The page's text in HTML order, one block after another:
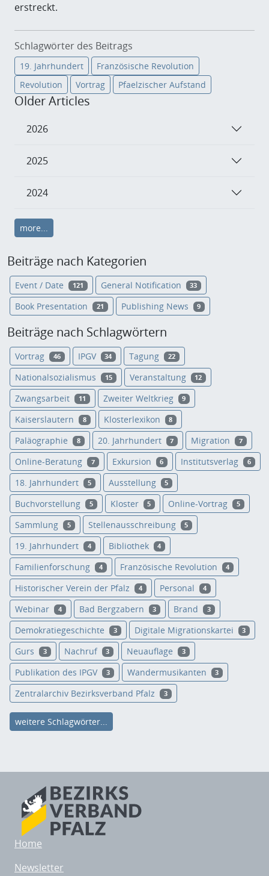
erstreckt.
Schlagwörter des Beitrags
19. Jahrhundert
Französische Revolution
Revolution
Vortrag Pfaelzischer Aufstand
Older Articles
2026
2025
2024
more...
Beiträge nach Kategorien
Event / Date 121 General Notification 33
Book Presentation 21 Publishing News 9
Beiträge nach Schlagwörtern
Vortrag 46 IPGV 34 Tagung 22
Nationalsozialismus 15 Veranstaltung 12
Zwangsarbeit 11 Zweiter Weltkrieg 9
Kaiserslautern 8 Klosterlexikon 8
Paläographie 8 20. Jahrhundert 7 Migration 7
Online-Beratung 7 Exkursion 6 Institutsverlag 6
18. Jahrhundert 5 Ausstellung 5
Buchvorstellung 5 Kloster 5 Online-Vortrag 5
Sammlung 5 Stellenausschreibung 5
19. Jahrhundert 4 Bibliothek 4
Familienforschung 4 Französische Revolution 4
Historischer Verein der Pfalz 4 Personal 4
Webinar 4 Bad Bergzabern 3 Brand 3
Demokratiegeschichte 3 Digitale Migrationskartei 3
Gurs 3 Nachruf 3 Neuauflage 3
Publikation des IPGV 3 Wandermusikanten 3
Zentralarchiv Bezirksverband Pfalz 3
weitere Schlagwörter...
Home
Newsletter